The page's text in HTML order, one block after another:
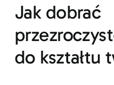
Jak dobrać
do kształtu